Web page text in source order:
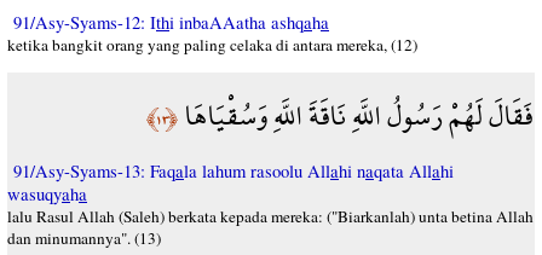
91/Asy-Syams-12: Ithi inbaAAatha ashqaha
ketika bangkit orang yang paling celaka di antara mereka, (12)
فَقَالَ لَهُمْ رَسُولُ اللَّهِ نَاقَةَ اللَّهِ وَسُقْيَاهَا﴿١٣﴾
91/Asy-Syams-13: Faqala lahum rasoolu Allahi naqata Allahi
wasuqyaha
lalu Rasul Allah (Saleh) berkata kepada mereka: ("Biarkanlah) unta betina Allah
dan minumannya". (13)